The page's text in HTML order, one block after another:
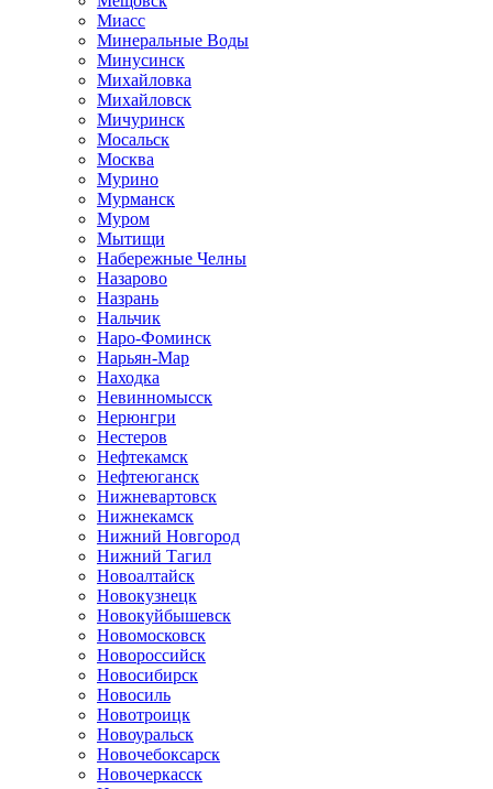
Миасс
Минеральные Воды
Минусинск
Михайловка
Михайловск
Мичуринск
Мосальск
Москва
Мурино
Мурманск
Муром
Мытищи
Набережные Челны
Назарово
Назрань
Нальчик
Наро-Фоминск
Нарьян-Мар
Находка
Невинномысск
Нерюнгри
Нестеров
Нефтекамск
Нефтеюганск
Нижневартовск
Нижнекамск
Нижний Новгород
Нижний Тагил
Новоалтайск
Новокузнецк
Новокуйбышевск
Новомосковск
Новороссийск
Новосибирск
Новосиль
Новотроицк
Новоуральск
Новочебоксарск
Новочеркасск